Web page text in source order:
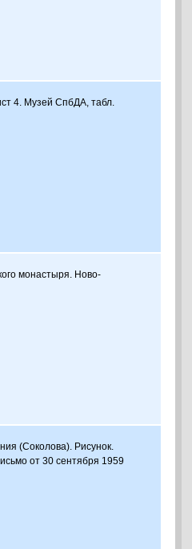
4. Музей СпбДА, табл.
монастыря. Ново-
(Соколова). Рисунок.
от 30 сентября 1959